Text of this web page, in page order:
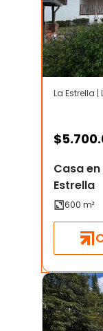
La Estrella |
$
Casa en
Estrella